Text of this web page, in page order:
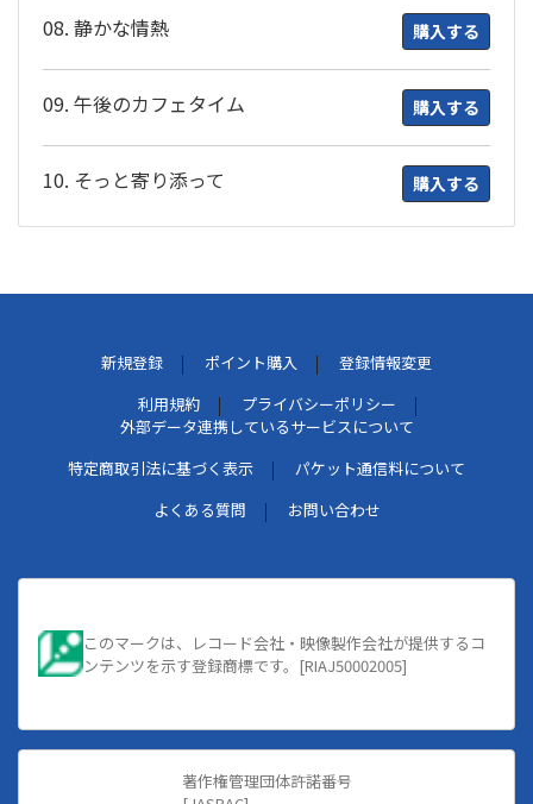
08. 静かな情熱 購入する
09. 午後のカフェタイム 購入する
10. そっと寄り添って 購入する
新規登録 ポイント購入
登録情報変更
利用規約
プライバシーポリシー
外部データ連携しているサービスについて
特定商取引法に基づく表示
パケット通信料について
よくある質問
お問い合わせ
このマークは、レコード会社・映像製作会社が提供するコ
ンテンツを示す登録商標です。[RIAJ50002005]
著作権管理団体許諾番号